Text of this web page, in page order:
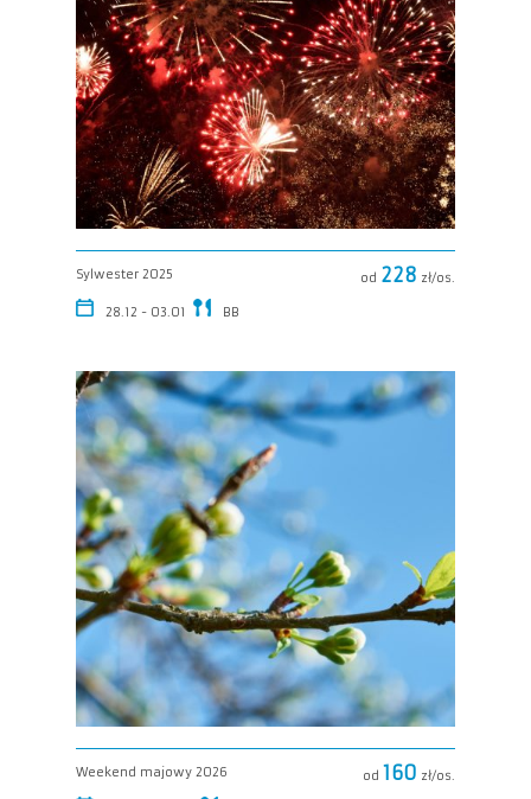
Sylwester 2025
28.12 - 03.01 BB
od 228 zł/os.
Zobacz
Weekend majowy 2026 od 160 zł/os.